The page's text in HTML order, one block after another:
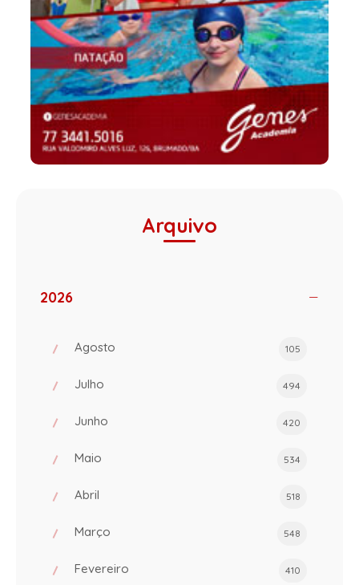
Arquivo
2026
Agosto 105
Julho 494
Junho 420
Maio 534
Abril 518
Março 548
Fevereiro 410